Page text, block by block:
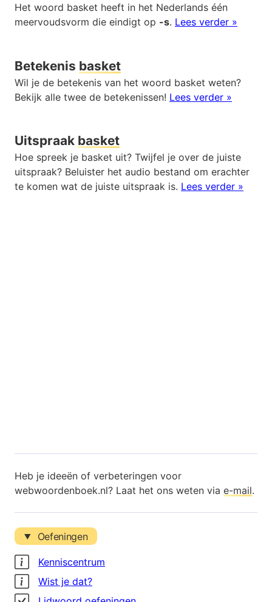
Het woord basket heeft in het Nederlands één
meervoudsvorm die eindigt op -s. Lees verder »
Betekenis basket
Wil je de betekenis van het woord basket weten?
Bekijk alle twee de betekenissen! Lees verder »
Uitspraak basket
Hoe spreek je basket uit? Twijfel je over de juiste
uitspraak? Beluister het audio bestand om erachter
te komen wat de juiste uitspraak is. Lees verder »
Heb je ideeën of verbeteringen voor
webwoordenboek.nl? Laat het ons weten via e-mail.
Oefeningen
Kenniscentrum
Wist je dat?